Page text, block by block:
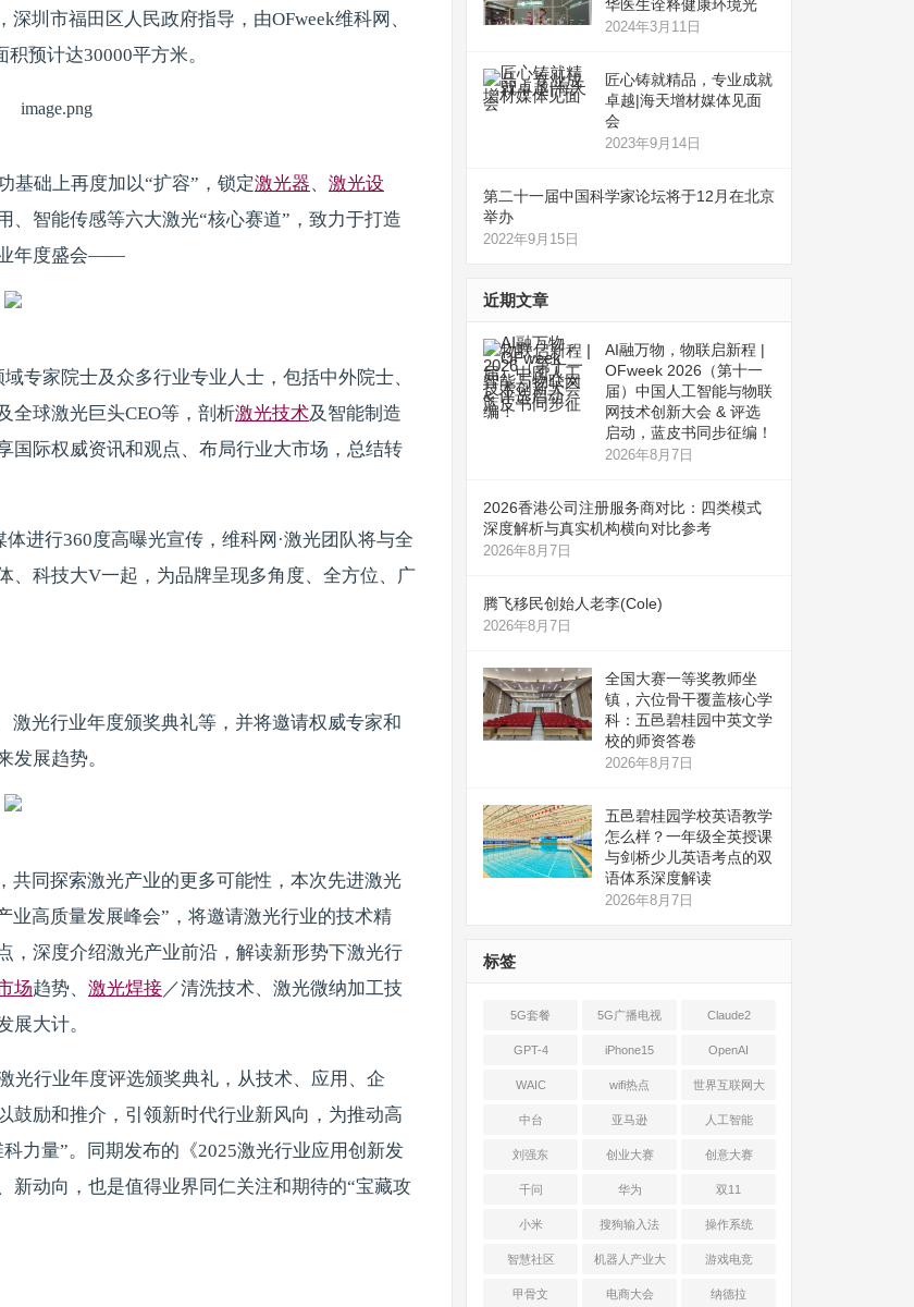
圳市福田区人民政府指导，由OFweek维科网、
预计达30000平方米。
基础上再度加以“扩容”，锁定激光器、 激光设
、智能传感等六大激光“核心赛道”，致力于打造
业年度盛会——
专家院士及众多行业专业人士，包括中外院士、
全球激光巨头CEO等，剖析激光技术及智能制造
国际权威资讯和观点、布局行业大市场，总结转
进行360度高曝光宣传，维科网·激光团队将与全
、科技大V一起，为品牌呈现多角度、全方位、广
激光行业年度颁奖典礼等，并将邀请权威专家和
发展趋势。
共同探索激光产业的更多可能性，本次先进激光
业高质量发展峰会”，将邀请激光行业的技术精
，深度介绍激光产业前沿，解读新形势下激光行
场趋势、 激光焊接／清洗技术、激光微纳加工技
展大计。
光行业年度评选颁奖典礼，从技术、应用、企
鼓励和推介，引领新时代行业新风向，为推动高
力量”。同期发布的《2025激光行业应用创新发
新动向，也是值得业界同仁关注和期待的“宝藏攻
华医生诠释健康环境光
2024年3月11日
匠心铸就精品，专业成就
卓越|海天增材媒体见面
会
2023年9月14日
第二十一届中国科学家论坛将于12月在北京
举办
2022年9月15日
近期文章
AI融万物，物联启新程 |
OFweek 2026（第十一
届）中国人工智能与物联
网技术创新大会 & 评选
启动，蓝皮书同步征编！
2026年8月7日
2026香港公司注册服务商对比：四类模式
深度解析与真实机构横向对比参考
2026年8月7日
腾飞移民创始人老李(Cole)
2026年8月7日
全国大赛一等奖教师坐
镇，六位骨干覆盖核心学
科：五邑碧桂园中英文学
校的师资答卷
2026年8月7日
五邑碧桂园学校英语教学
怎么样？一年级全英授课
与剑桥少儿英语考点的双
语体系深度解读
2026年8月7日
标签
5G套餐 5G广播电视 Claude2
GPT-4 iPhone15 OpenAI
WAIC wifi热点 世界互联网大
会
中台 亚马逊 人工智能
刘强东 创业大赛 创意大赛
千问 华为 双11
小米 搜狗输入法 操作系统
智慧社区 机器人产业大
会
游戏电竞
甲骨文 电商大会 纳德拉